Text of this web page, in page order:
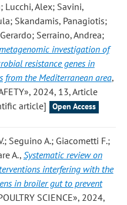
Lucchi, Alex; Savini,
Skandamis, Panagiotis;
Serraino, Andrea;
investigation of
resistance genes in
from the Mediterranean area,
2024, 13, Article
article]
Open Access
Seguino A.; Giacometti F.;
A., Systematic review on
interfering with the
in broiler gut to prevent
SCIENCE», 2024,